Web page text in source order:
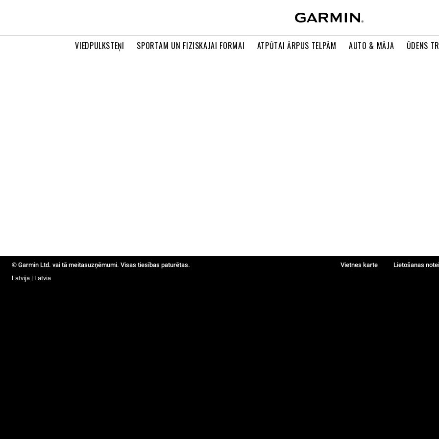
VIEDPULKSTEŅI SPORTAM UN FIZISKAJAI FORMAI ATPŪTAI ĀRPUS TELPĀM AUTO & MĀJA ŪDENS
© Garmin Ltd. vai tā meitasuzņēmumi. Visas tiesības paturētas. Vietnes karte Lietošanas
Latvija | Latvia